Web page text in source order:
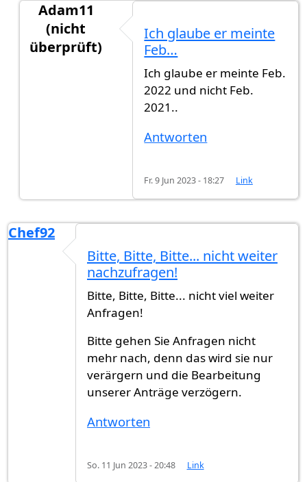
Adam11
(nicht
überprüft)
Von Februar 2021 und bis… von
Ich glaube er meinte
Feb…
Ich glaube er meinte Feb.
2022 und nicht Feb.
2021..
Antworten
Fr. 9 Jun 2023 - 18:27 Link
Chef92
Bitte, Bitte, Bitte... nicht weiter
nachzufragen!
Bitte, Bitte, Bitte... nicht viel weiter
Anfragen!
Bitte gehen Sie Anfragen nicht
mehr nach, denn das wird sie nur
verärgern und die Bearbeitung
unserer Anträge verzögern.
Antworten
So. 11 Jun 2023 - 20:48 Link